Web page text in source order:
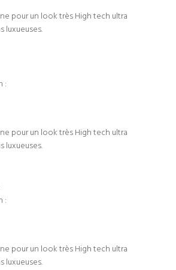
pour un look très High tech ultra
luxueuses.
:
pour un look très High tech ultra
luxueuses.
:
pour un look très High tech ultra
luxueuses.